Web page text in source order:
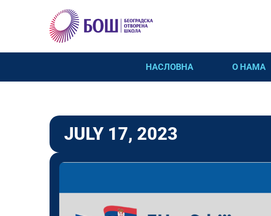
НАСЛОВНА О НАМА
JULY 17, 2023